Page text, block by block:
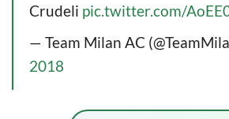
Crudeli pic.twitter.com/
— Team Milan AC
2018